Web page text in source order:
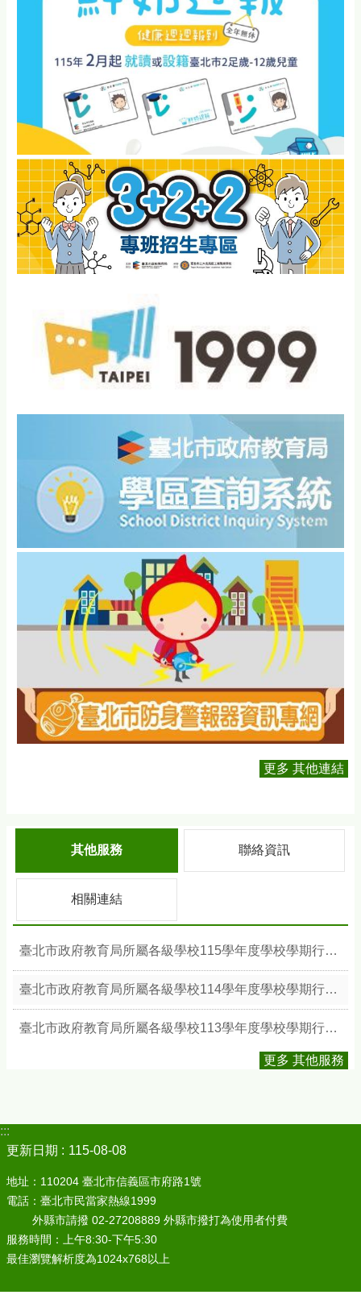
更多 其他連結
其他服務 聯絡資訊
相關連結
臺北市政府教育局所屬各級學校115學年度學校學期行事簡曆
臺北市政府教育局所屬各級學校114學年度學校學期行事簡曆
臺北市政府教育局所屬各級學校113學年度學校學期行事簡曆
更多 其他服務
:::
更新日期
115-08-08
地址：110204 臺北市信義區市府路1號
電話：臺北市民當家熱線1999
外縣市請撥 02-27208889 外縣市撥打為使用者付費
服務時間：上午8:30-下午5:30
最佳瀏覽解析度為1024x768以上